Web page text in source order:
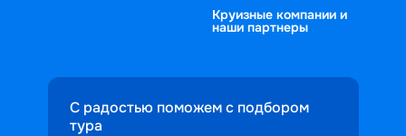
Круизные компании и
наши партнеры
С радостью поможем с подбором
тура